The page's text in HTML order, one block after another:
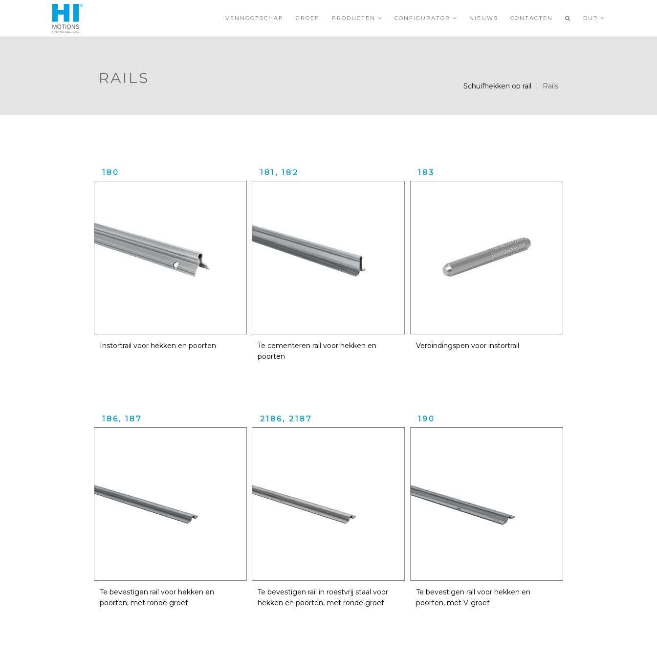
VENNOOTSCHAP GROEP PRODUCTEN CONFIGURATOR NIEUWS CONTACTEN DUT
RAILS Schuifhekken op rail | Rails
180
Instortrail voor hekken en poorten
181, 182
Te cementeren rail voor hekken en
poorten
183
Verbindingspen voor instortrail
186, 187
Te bevestigen rail voor hekken en
poorten, met ronde groef
2186, 2187
Te bevestigen rail in roestvrij staal voor
hekken en poorten, met ronde groef
190
Te bevestigen rail voor hekken en
poorten, met V-groef